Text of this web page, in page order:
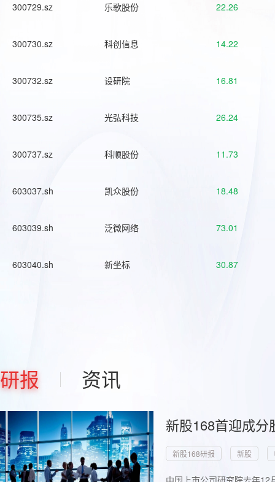
300729.sz 乐歌股份 22.26
300730.sz 科创信息 14.22
300732.sz 设研院 16.81
300735.sz 光弘科技 26.24
300737.sz 科顺股份 11.73
603037.sh 凯众股份 18.48
603039.sh 泛微网络 73.01
603040.sh 新坐标 30.87
研报 资讯
新股168首迎成
新股168研报 新股
中国上市公司研究院去年